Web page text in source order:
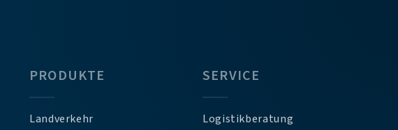
PRODUKTE
Landverkehr
SERVICE
Logistikberatung